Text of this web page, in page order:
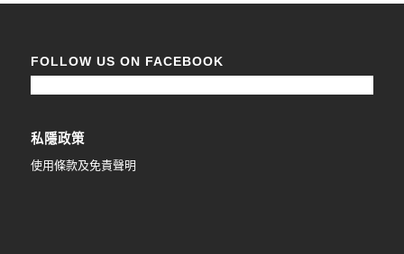
FOLLOW US ON FACEBOOK
私隱政策
使用條款及免責聲明